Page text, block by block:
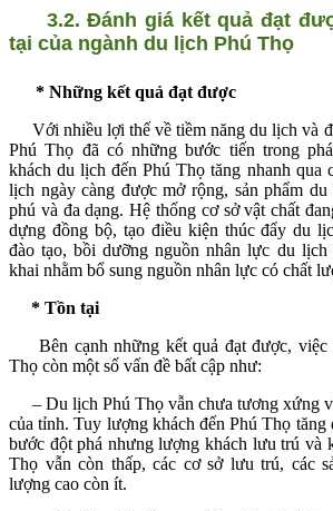
3.2. Đánh giá kết quả đạt
tại của ngành du lịch Phú Thọ
* Những kết quả đạt được
Với nhiều lợi thế về tiềm năng du lịch và
Phú Thọ đã có những bước tiến trong
khách du lịch đến Phú Thọ tăng nhanh qua
lịch ngàycàng được mở rộng, sản phẩm
phú và đa dạng. Hệ thống cơ sở vật chất
dựng đồng bộ, tạo điều kiện thúc đẩy du
đào tạo, bồi dưỡng nguồn nhân lực du lịch
khai nhằm bổ sung nguồn nhân lực có chất
* Tồn tại
Bên cạnh những kết quả đạt được, việc
Thọ còn một số vấn đề bất cập như:
– Du lịch Phú Thọ vẫn chưa tương xứng
của tỉnh. Tuy lượng khách đến Phú Thọ tăng
bước đột phá nhưng lượng khách lưu trú và
Thọ vẫn còn thấp, các cơ sở lưu trú, các
lượng cao còn ít.